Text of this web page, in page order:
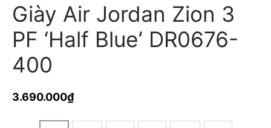
Giày Air Jordan Zion 3
PF ‘Half Blue’ DR0676-
400
3.690.000₫